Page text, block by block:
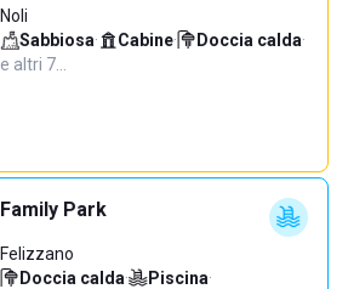
Noli
Sabbiosa· Cabine· Doccia calda·
e altri 7…
Family Park
Felizzano
Doccia calda· Piscina·